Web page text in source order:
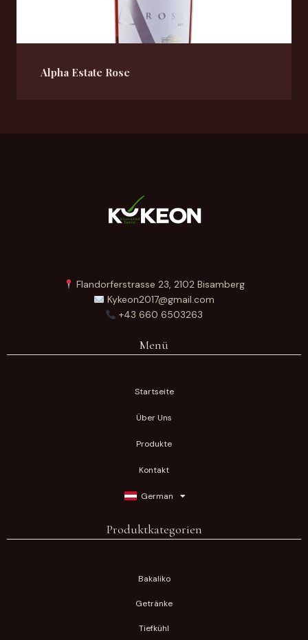
Alpha Estate Rose
Flandorferstrasse 23, 2102 Bisamberg
Kykeon2017@gmail.com
+43 660 6503263
Menü
Startseite
Über Uns
Produkte
Kontakt
German
Produktkategorien
Bakaliko
Getränke
Tiefkühl